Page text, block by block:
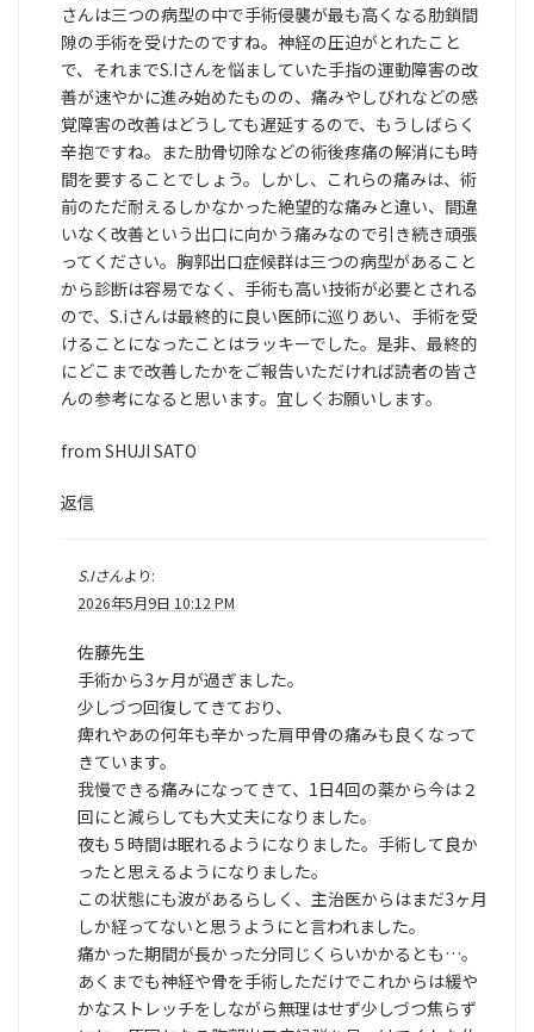
さんは三つの病型の中で手術侵襲が最も高くなる肋鎖間
隙の手術を受けたのですね。神経の圧迫がとれたこと
で、それまでS.Iさんを悩ましていた手指の運動障害の改
善が速やかに進み始めたものの、痛みやしびれなどの感
覚障害の改善はどうしても遅延するので、もうしばらく
辛抱ですね。また肋骨切除などの術後疼痛の解消にも時
間を要することでしょう。しかし、これらの痛みは、術
前のただ耐えるしかなかった絶望的な痛みと違い、間違
いなく改善という出口に向かう痛みなので引き続き頑張
ってください。胸郭出口症候群は三つの病型があること
から診断は容易でなく、手術も高い技術が必要とされる
ので、S.iさんは最終的に良い医師に巡りあい、手術を受
けることになったことはラッキーでした。是非、最終的
にどこまで改善したかをご報告いただければ読者の皆さ
んの参考になると思います。宜しくお願いします。
from SHUJI SATO
返信
S.Iさんより:
2026年5月9日 10:12 PM
佐藤先生
手術から3ヶ月が過ぎました。
少しづつ回復してきており、
痺れやあの何年も辛かった肩甲骨の痛みも良くなって
きています。
我慢できる痛みになってきて、1日4回の薬から今は２
回にと減らしても大丈夫になりました。
夜も５時間は眠れるようになりました。手術して良か
ったと思えるようになりました。
この状態にも波があるらしく、主治医からはまだ3ヶ月
しか経ってないと思うようにと言われました。
痛かった期間が長かった分同じくらいかかるとも…。
あくまでも神経や骨を手術しただけでこれからは緩や
かなストレッチをしながら無理はせず少しづつ焦らず